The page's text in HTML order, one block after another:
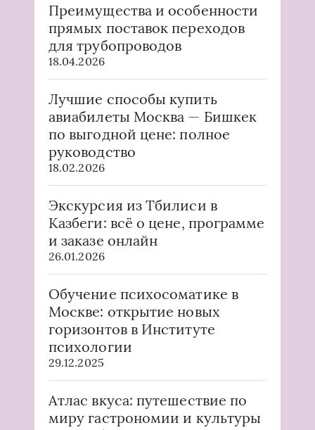
Преимущества и особенности
прямых поставок переходов
для трубопроводов
18.04.2026
Лучшие способы купить
авиабилеты Москва — Бишкек
по выгодной цене: полное
руководство
18.02.2026
Экскурсия из Тбилиси в
Казбеги: всё о цене, программе
и заказе онлайн
26.01.2026
Обучение психосоматике в
Москве: открытие новых
горизонтов в Институте
психологии
29.12.2025
Атлас вкуса: путешествие по
миру гастрономии и культуры